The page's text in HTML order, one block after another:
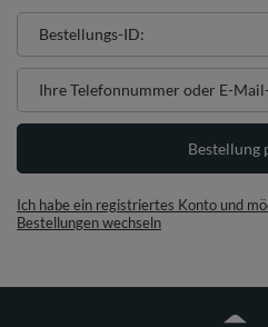
Bestellungs-ID:
Ihre Telefonnummer oder E-
Bestellung
Ich habe ein registriertes Konto und
Bestellungen wechseln